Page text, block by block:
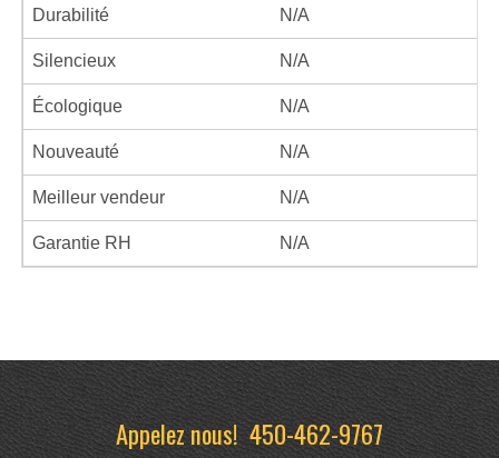
Durabilité N/A
Silencieux N/A
Écologique N/A
Nouveauté N/A
Meilleur vendeur N/A
Garantie RH N/A
Appelez nous!450-462-9767